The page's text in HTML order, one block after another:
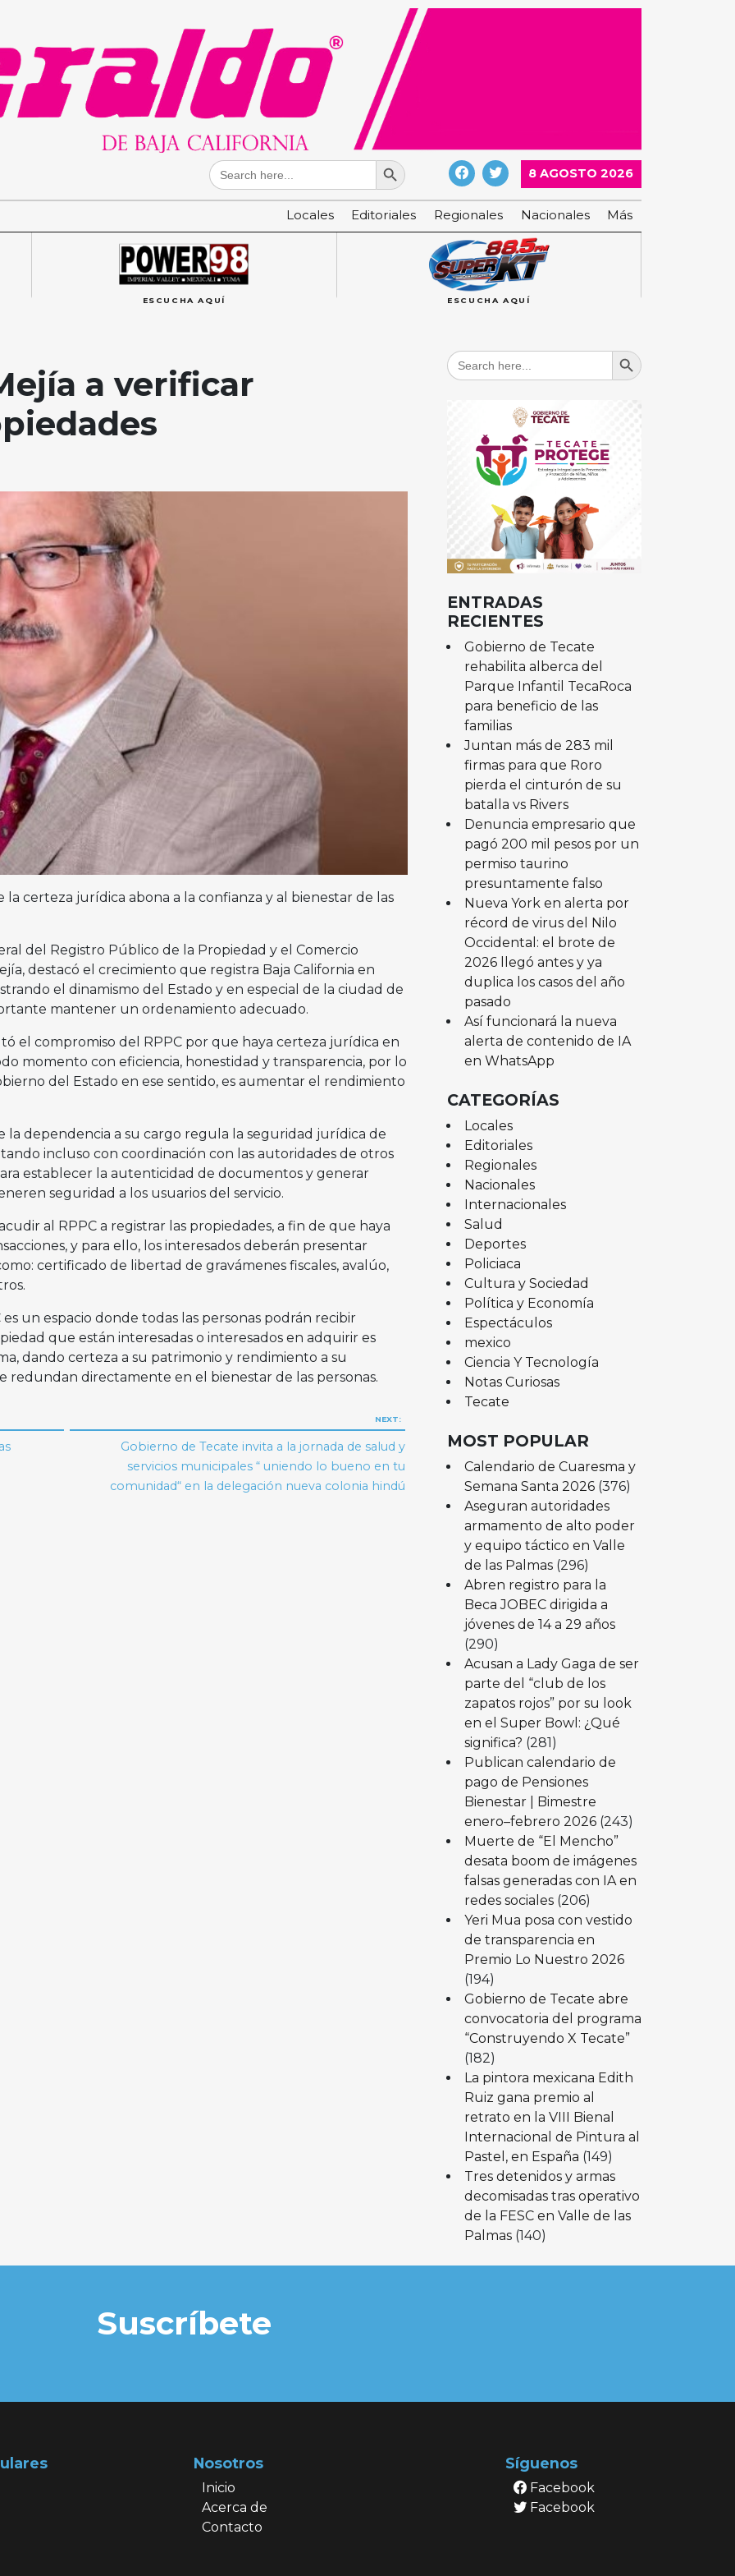
Search
for:
Search Button
8 AGOSTO 2026
Locales Editoriales Regionales Nacionales Más
ESCUCHA AQUÍ ESCUCHA AQUÍ
a verificar
certeza jurídica abona a la confianza y al bienestar de las
del Registro Público de la Propiedad y el Comercio
destacó el crecimiento que registra Baja California en
el dinamismo del Estado y en especial de la ciudad de
mantener un ordenamiento adecuado.
el compromiso del RPPC por que haya certeza jurídica en
momento con eficiencia, honestidad y transparencia, por lo
del Estado en ese sentido, es aumentar el rendimiento
la dependencia a su cargo regula la seguridad jurídica de
incluso con coordinación con las autoridades de otros
establecer la autenticidad de documentos y generar
seguridad a los usuarios del servicio.
al RPPC a registrar las propiedades, a fin de que haya
y para ello, los interesados deberán presentar
certificado de libertad de gravámenes fiscales, avalúo,
un espacio donde todas las personas podrán recibir
que están interesadas o interesados en adquirir es
dando certeza a su patrimonio y rendimiento a su
redundan directamente en el bienestar de las personas.
NEXT:
Gobierno de Tecate invita a la jornada de salud y
servicios municipales “ uniendo lo bueno en tu
comunidad“ en la delegación nueva colonia hindú
Search
for:
Search Button
ENTRADAS
RECIENTES
Gobierno de Tecate
rehabilita alberca del
Parque Infantil TecaRoca
para beneficio de las
familias
Juntan más de 283 mil
firmas para que Roro
pierda el cinturón de su
batalla vs Rivers
Denuncia empresario que
pagó 200 mil pesos por un
permiso taurino
presuntamente falso
Nueva York en alerta por
récord de virus del Nilo
Occidental: el brote de
2026 llegó antes y ya
duplica los casos del año
pasado
Así funcionará la nueva
alerta de contenido de IA
en WhatsApp
CATEGORÍAS
Locales
Editoriales
Regionales
Nacionales
Internacionales
Salud
Deportes
Policiaca
Cultura y Sociedad
Política y Economía
Espectáculos
mexico
Ciencia Y Tecnología
Notas Curiosas
Tecate
MOST POPULAR
Calendario de Cuaresma y
Semana Santa 2026 (376)
Aseguran autoridades
armamento de alto poder
y equipo táctico en Valle
de las Palmas (296)
Abren registro para la
Beca JOBEC dirigida a
jóvenes de 14 a 29 años
(290)
Acusan a Lady Gaga de ser
parte del “club de los
zapatos rojos” por su look
en el Super Bowl: ¿Qué
significa? (281)
Publican calendario de
pago de Pensiones
Bienestar | Bimestre
enero–febrero 2026 (243)
Muerte de “El Mencho”
desata boom de imágenes
falsas generadas con IA en
redes sociales (206)
Yeri Mua posa con vestido
de transparencia en
Premio Lo Nuestro 2026
(194)
Gobierno de Tecate abre
convocatoria del programa
“Construyendo X Tecate”
(182)
La pintora mexicana Edith
Ruiz gana premio al
retrato en la VIII Bienal
Internacional de Pintura al
Pastel, en España (149)
Tres detenidos y armas
decomisadas tras operativo
de la FESC en Valle de las
Palmas (140)
Suscríbete
Nosotros
Inicio
Acerca de
Contacto
Síguenos
Facebook
Facebook